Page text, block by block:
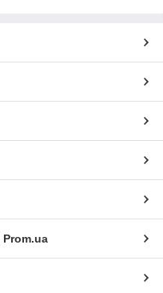
Prom.ua